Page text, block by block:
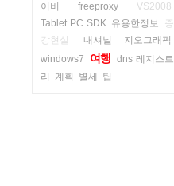
이버
freeproxy
VS2008
Tablet PC SDK 유용한정보
증
강현실
내셔널 지오그래픽
windows7
여행 dns 레지스트
리
계획 별세 팁